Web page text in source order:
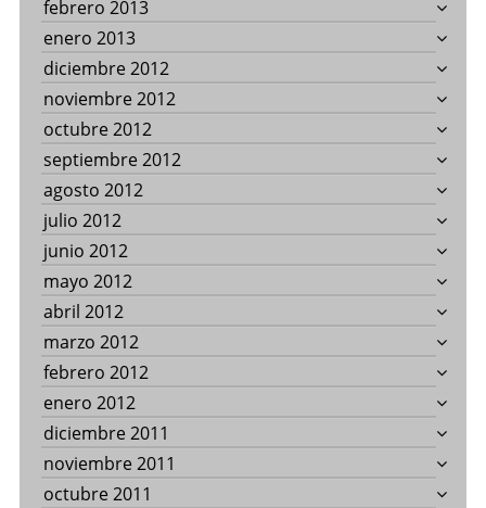
febrero 2013
enero 2013
diciembre 2012
noviembre 2012
octubre 2012
septiembre 2012
agosto 2012
julio 2012
junio 2012
mayo 2012
abril 2012
marzo 2012
febrero 2012
enero 2012
diciembre 2011
noviembre 2011
octubre 2011